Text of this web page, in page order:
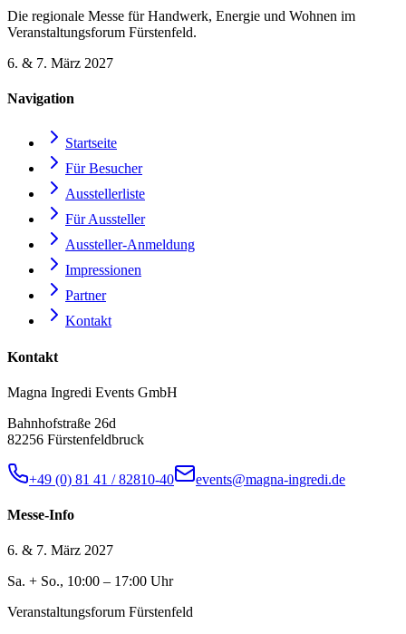
Die regionale Messe für Handwerk, Energie und Wohnen im
Veranstaltungsforum Fürstenfeld.
6. & 7. März 2027
Navigation
Startseite
Für Besucher
Ausstellerliste
Für Aussteller
Aussteller-Anmeldung
Impressionen
Partner
Kontakt
Kontakt
Magna Ingredi Events GmbH
Bahnhofstraße 26d
82256 Fürstenfeldbruck
+49 (0) 81 41 / 82810-40 events@magna-ingredi.de
Messe-Info
6. & 7. März 2027
Sa. + So., 10:00 – 17:00 Uhr
Veranstaltungsforum Fürstenfeld